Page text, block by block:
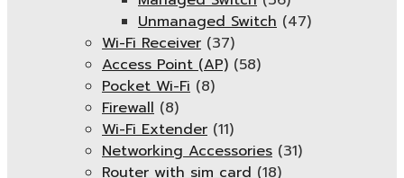
Unmanaged Switch (47)
Wi-Fi Receiver (37)
Access Point (AP) (58)
Pocket Wi-Fi (8)
Firewall (8)
Wi-Fi Extender (11)
Networking Accessories (31)
Router with sim card (18)